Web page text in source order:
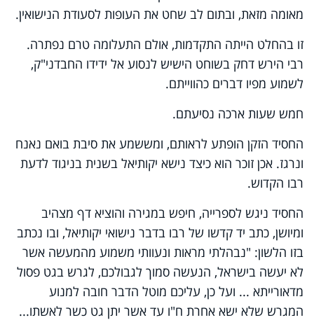
מאומה מזאת, ובתום לב שחט את העופות לסעודת הנישואין.
זו בהחלט הייתה התקדמות, אולם התעלומה טרם נפתרה.
רבי הירש דחק בשוחט הישיש לנסוע אל ידידו החבדני"ק,
לשמוע מפיו דברים כהווייתם.
חמש שעות ארכה נסיעתם.
החסיד הזקן הופתע לראותם, ומששמע את סיבת בואם נאנח
ונרגז. אכן זוכר הוא כיצד נישא יקותיאל בשנית בניגוד לדעת
רבו הקדוש.
החסיד ניגש לספרייה, חיפש במגירה והוציא דף מצהיב
ומיושן, כתב יד קדשו של רבו בדבר נישואי יקותיאל, ובו נכתב
בזו הלשון: "נבהלתי מראות ונעוותי משמוע מהמעשה אשר
לא יעשה בישראל, הנעשה סמוך לגבולכם, לגרש בגט פסול
מדאורייתא ... ועל כן, עליכם מוטל הדבר חובה למנוע
המגרש שלא ישא אחרת ח"ו עד אשר יתן גט כשר לאשתו...